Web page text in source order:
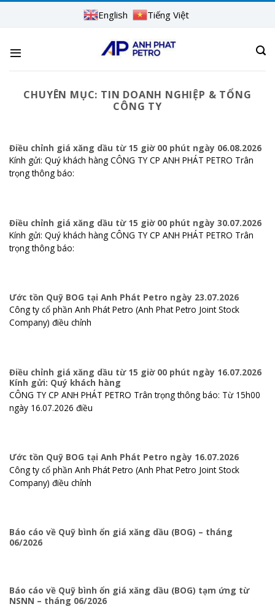
English Tiếng Việt
CHUYÊN MỤC: TIN DOANH NGHIỆP & TỔNG
CÔNG TY
Điều chỉnh giá xăng dầu từ 15 giờ 00 phút ngày 06.08.2026
Kính gửi: Quý khách hàng CÔNG TY CP ANH PHÁT PETRO Trân
trọng thông báo:
Điều chỉnh giá xăng dầu từ 15 giờ 00 phút ngày 30.07.2026
Kính gửi: Quý khách hàng CÔNG TY CP ANH PHÁT PETRO Trân
trọng thông báo:
Ước tồn Quỹ BOG tại Anh Phát Petro ngày 23.07.2026
Công ty cổ phần Anh Phát Petro (Anh Phat Petro Joint Stock
Company) điều chỉnh
Điều chỉnh giá xăng dầu từ 15 giờ 00 phút ngày 16.07.2026
Kính gửi: Quý khách hàng
CÔNG TY CP ANH PHÁT PETRO Trân trọng thông báo: Từ 15h00
ngày 16.07.2026 điều
Ước tồn Quỹ BOG tại Anh Phát Petro ngày 16.07.2026
Công ty cổ phần Anh Phát Petro (Anh Phat Petro Joint Stock
Company) điều chỉnh
Báo cáo về Quỹ bình ổn giá xăng dầu (BOG) – tháng
06/2026
Báo cáo về Quỹ bình ổn giá xăng dầu (BOG) tạm ứng từ
NSNN – tháng 06/2026